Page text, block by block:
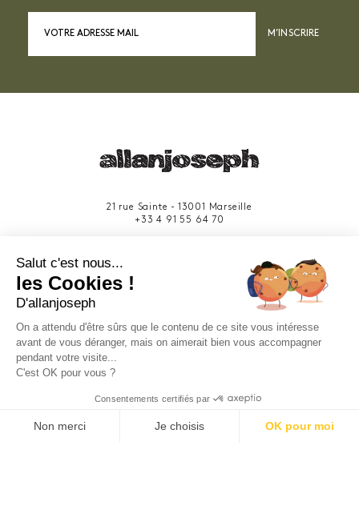
M’INSCRIRE
21 rue Sainte - 13001 Marseille
+33 4 91 55 64 70
Provence-Alpes-Côte d'Azur.
Salut c'est nous...
les Cookies !
D'allanjoseph
On a attendu d'être sûrs que le contenu de ce site vous intéresse
avant de vous déranger, mais on aimerait bien vous accompagner
pendant votre visite...
C'est OK pour vous ?
Consentements certifiés par
Non merci Je choisis OK pour moi